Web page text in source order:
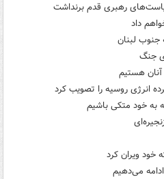
رهبری قدم برنداشت
داد
جنوب لبنان
هستیم
انرژی روسیه را تصویب کرد
به خود متکی باشیم
خود ویران کرد
می‌دهیم